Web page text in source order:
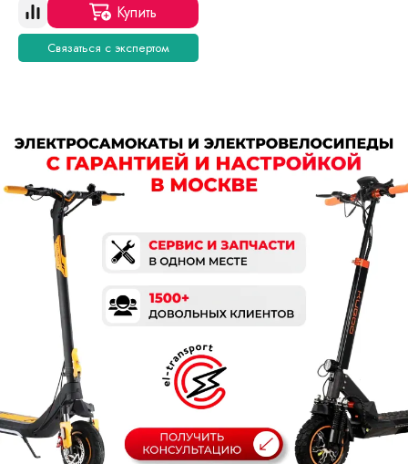
Купить
Связаться с экспертом